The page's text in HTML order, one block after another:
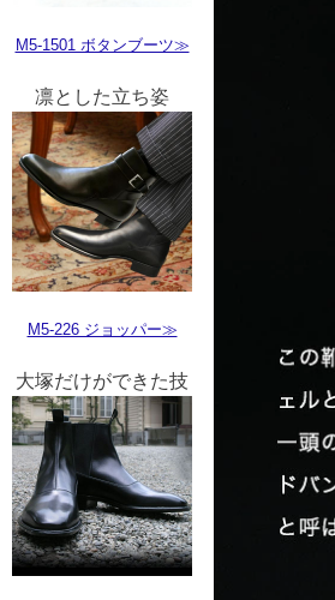
M5-1501 ボタンブーツ≫
凛とした立ち姿
M5-226 ジョッパー≫
大塚だけができた技